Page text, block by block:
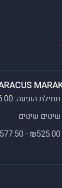
תחילת הופעה: 16:00
שיטים שיטים
₪525.00 - ₪577.50